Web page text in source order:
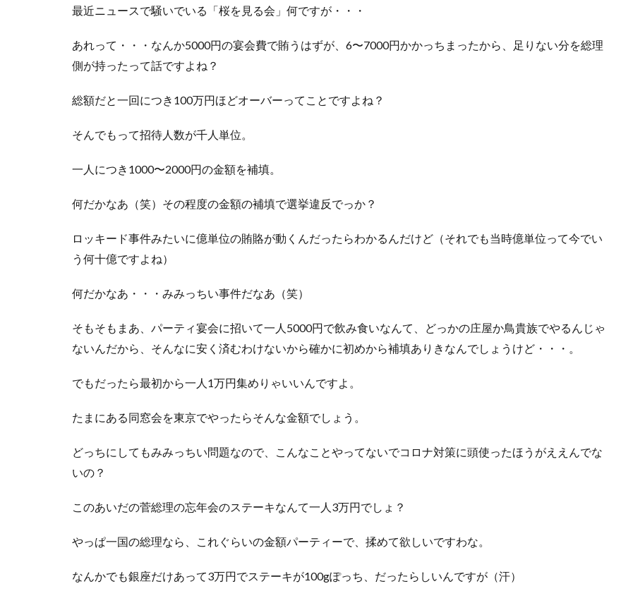
最近ニュースで騒いでいる「桜を見る会」何ですが・・・
あれって・・・なんか5000円の宴会費で賄うはずが、6〜7000円かかっちまったから、足りない分を総理
側が持ったって話ですよね？
総額だと一回につき100万円ほどオーバーってことですよね？
そんでもって招待人数が千人単位。
一人につき1000〜2000円の金額を補填。
何だかなあ（笑）その程度の金額の補填で選挙違反でっか？
ロッキード事件みたいに億単位の賄賂が動くんだったらわかるんだけど（それでも当時億単位って今でい
う何十億ですよね）
何だかなあ・・・みみっちい事件だなあ（笑）
そもそもまあ、パーティ宴会に招いて一人5000円で飲み食いなんて、どっかの庄屋か鳥貴族でやるんじゃ
ないんだから、そんなに安く済むわけないから確かに初めから補填ありきなんでしょうけど・・・。
でもだったら最初から一人1万円集めりゃいいんですよ。
たまにある同窓会を東京でやったらそんな金額でしょう。
どっちにしてもみみっちい問題なので、こんなことやってないでコロナ対策に頭使ったほうがええんでな
いの？
このあいだの菅総理の忘年会のステーキなんて一人3万円でしょ？
やっぱ一国の総理なら、これぐらいの金額パーティーで、揉めて欲しいですわな。
なんかでも銀座だけあって3万円でステーキが100gぽっち、だったらしいんですが（汗）